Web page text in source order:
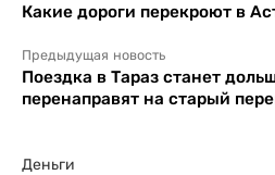
Какие дороги перекроют в
Предыдущая новость
Поездка в Тараз станет
перенаправят на старый
Деньги